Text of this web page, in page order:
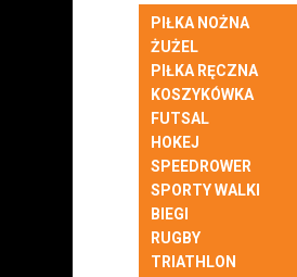
PIŁKA NOŻNA
ŻUŻEL
PIŁKA RĘCZNA
KOSZYKÓWKA
FUTSAL
HOKEJ
SPEEDROWER
SPORTY WALKI
BIEGI
RUGBY
TRIATHLON